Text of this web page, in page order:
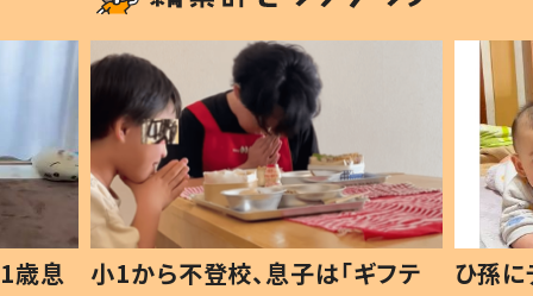
歳息
小1から不登校、息子は「ギフテ
ひ孫